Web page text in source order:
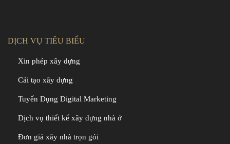
DỊCH VỤ TIÊU BIỂU
Xin phép xây dựng
Cải tạo xây dựng
Tuyển Dụng Digital Marketing
Dịch vụ thiết kế xây dựng nhà ở
Đơn giá xây nhà trọn gói